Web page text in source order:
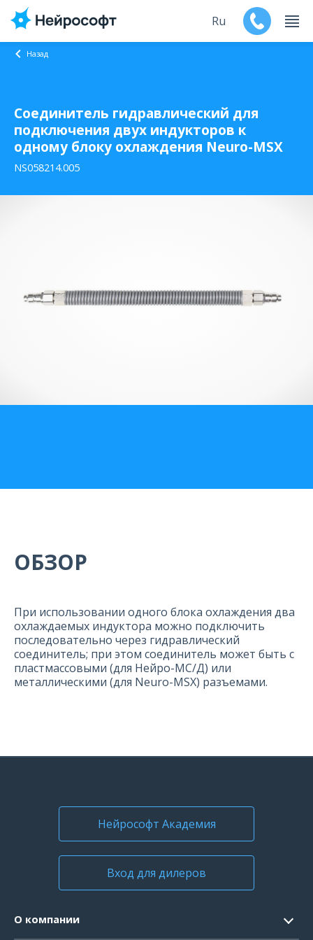
Продукты
Поддержка
Ru
Назад
Соединитель гидравлический для
подключения двух индукторов к
одному блоку охлаждения Neuro-MSX
NS058214.005
ОБЗОР
При использовании одного блока охлаждения два
охлаждаемых индуктора можно подключить
последовательно через гидравлический
соединитель; при этом соединитель может быть с
пластмассовыми (для Нейро-МС/Д) или
металлическими (для Neuro-MSX) разъемами.
Нейрософт Академия
Вход для дилеров
О компании